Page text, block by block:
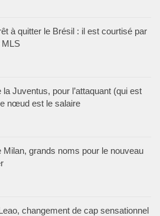
à quitter le Brésil : il est courtisé par
MLS
la Juventus, pour l’attaquant (qui est
nœud est le salaire
Milan, grands noms pour le nouveau
changement de cap sensationnel